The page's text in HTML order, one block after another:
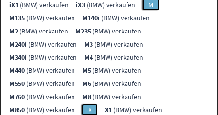
iX1 (BMW) verkaufen iX3 (BMW) verkaufen
M
M135 (BMW) verkaufen M140i (BMW) verkaufen
M2 (BMW) verkaufen M235 (BMW) verkaufen
M240i (BMW) verkaufen M3 (BMW) verkaufen
M340i (BMW) verkaufen M4 (BMW) verkaufen
M440 (BMW) verkaufen M5 (BMW) verkaufen
M550 (BMW) verkaufen M6 (BMW) verkaufen
M760 (BMW) verkaufen M8 (BMW) verkaufen
M850 (BMW) verkaufen X X1 (BMW) verkaufen